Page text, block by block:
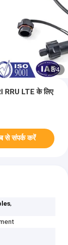
3/4
RRU LTE के लिए
से संपर्क करें
,